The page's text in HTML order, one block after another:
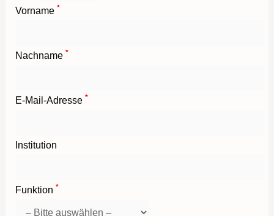
Vorname *
Nachname *
E-Mail-Adresse *
Institution
Funktion *